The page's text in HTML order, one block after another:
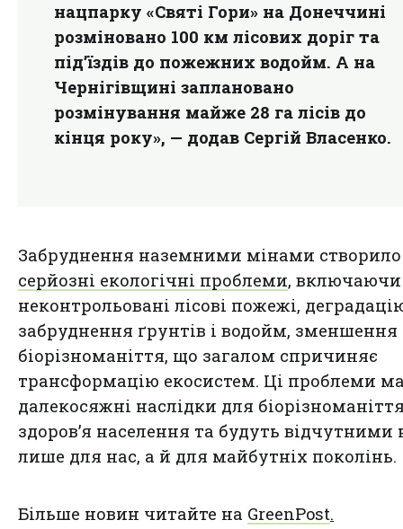
нацпарку «Святі Гори» на Донеччині
розміновано 100 км лісових доріг та
під’їздів до пожежних водойм. А на
Чернігівщині заплановано
розмінування майже 28 га лісів до
кінця року», — додав Сергій Власенко.
Забруднення наземними мінами створило
серйозні екологічні проблеми, включаючи
неконтрольовані лісові пожежі,
забруднення ґрунтів і водойм, зменшення
біорізноманіття, що загалом спричиняє
трансформацію екосистем. Ці проблеми
далекосяжні наслідки для
здоров’я населення та будуть відчутними
лише для нас, а й для майбутніх поколінь.
Більше новин читайте на GreenPost.